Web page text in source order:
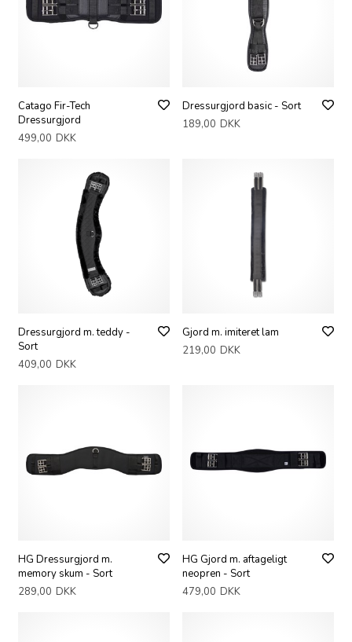
Catago Fir-Tech
Dressurgjord
499,00 DKK
Dressurgjord basic - Sort
189,00 DKK
Dressurgjord m. teddy -
Sort
409,00 DKK
Gjord m. imiteret lam
219,00 DKK
HG Dressurgjord m.
memory skum - Sort
289,00 DKK
HG Gjord m. aftageligt
neopren - Sort
479,00 DKK